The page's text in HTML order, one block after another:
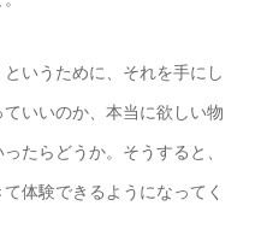
いうために、それを手にし
いいのか、本当に欲しい物
たらどうか。そうすると、
体験できるようになってく